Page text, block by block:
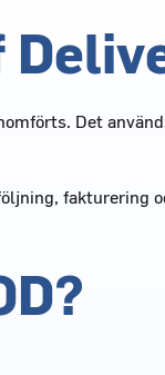
Det
fakturering